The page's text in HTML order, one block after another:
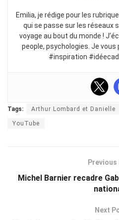
Emilia, je rédige pour les
qui se passe sur les réseaux
voyage au bout du monde !
people, psychologies. Je
#inspiration
Tags: Arthur Lombard et Danielle
YouTube
Previous
Michel Barnier recadre
Next